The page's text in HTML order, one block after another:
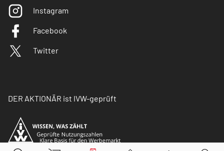
Instagram
Facebook
Twitter
DER AKTIONÄR ist IVW-geprüft